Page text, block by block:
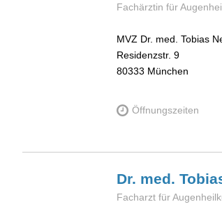
Fachärztin für
MVZ Dr. med. Tobias
Residenzstr. 9
80333 München
Öffnungszeiten
Dr. med.
Facharzt für